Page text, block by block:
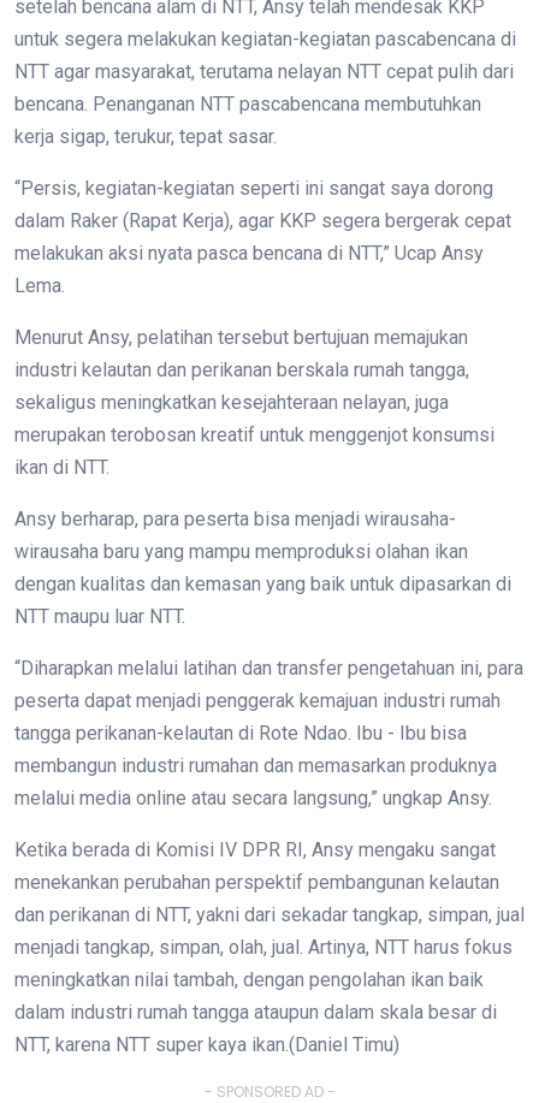
setelah bencana alam di NTT, Ansy telah mendesak KKP
untuk segera melakukan kegiatan-kegiatan pascabencana di
NTT agar masyarakat, terutama nelayan NTT cepat pulih dari
bencana. Penanganan NTT pascabencana membutuhkan
kerja sigap, terukur, tepat sasar.
“Persis, kegiatan-kegiatan seperti ini sangat saya dorong
dalam Raker (Rapat Kerja), agar KKP segera bergerak cepat
melakukan aksi nyata pasca bencana di NTT,” Ucap Ansy
Lema.
Menurut Ansy, pelatihan tersebut bertujuan memajukan
industri kelautan dan perikanan berskala rumah tangga,
sekaligus meningkatkan kesejahteraan nelayan, juga
merupakan terobosan kreatif untuk menggenjot konsumsi
ikan di NTT.
Ansy berharap, para peserta bisa menjadi wirausaha-
wirausaha baru yang mampu memproduksi olahan ikan
dengan kualitas dan kemasan yang baik untuk dipasarkan di
NTT maupu luar NTT.
“Diharapkan melalui latihan dan transfer pengetahuan ini, para
peserta dapat menjadi penggerak kemajuan industri rumah
tangga perikanan-kelautan di Rote Ndao. Ibu - Ibu bisa
membangun industri rumahan dan memasarkan produknya
melalui media online atau secara langsung,” ungkap Ansy.
Ketika berada di Komisi IV DPR RI, Ansy mengaku sangat
menekankan perubahan perspektif pembangunan kelautan
dan perikanan di NTT, yakni dari sekadar tangkap, simpan, jual
menjadi tangkap, simpan, olah, jual. Artinya, NTT harus fokus
meningkatkan nilai tambah, dengan pengolahan ikan baik
dalam industri rumah tangga ataupun dalam skala besar di
NTT, karena NTT super kaya ikan.(Daniel Timu)
- SPONSORED AD -